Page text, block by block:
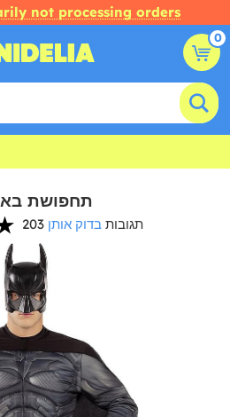
not processing orders
0
תחפושת
203 תגובות בדוק אותן